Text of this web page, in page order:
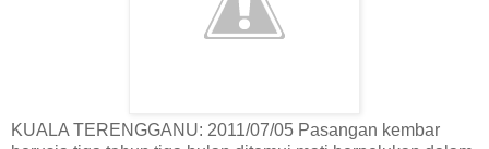
KUALA TERENGGANU: 2011/07/05 Pasangan kembar